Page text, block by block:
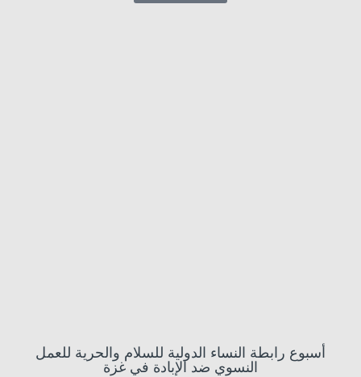
أسبوع رابطة النساء الدولية للسلام والحرية للعمل
النسوي ضد الإبادة في غزة